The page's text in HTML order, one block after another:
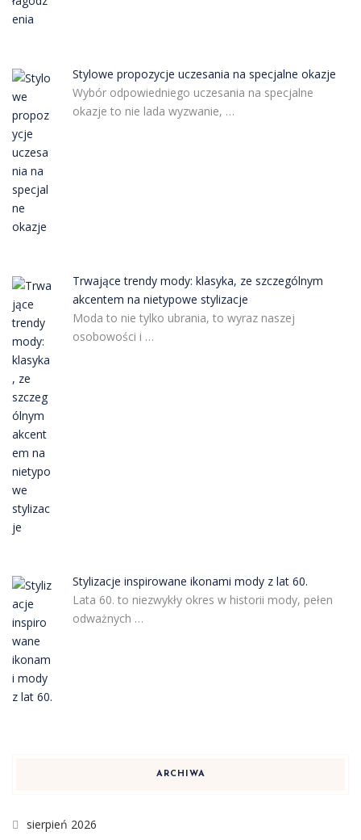
Stylowe propozycje uczesania na specjalne okazje
Wybór odpowiedniego uczesania na specjalne
okazje to nie lada wyzwanie, …
Trwające trendy mody: klasyka, ze szczególnym
akcentem na nietypowe stylizacje
Moda to nie tylko ubrania, to wyraz naszej
osobowości i …
Stylizacje inspirowane ikonami mody z lat 60.
Lata 60. to niezwykły okres w historii mody, pełen
odważnych …
ARCHIWA
sierpień 2026